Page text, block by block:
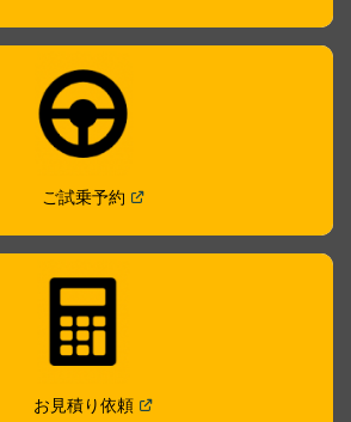
ご試乗予約( Open in a new window
お見積り依頼( Open in a new window